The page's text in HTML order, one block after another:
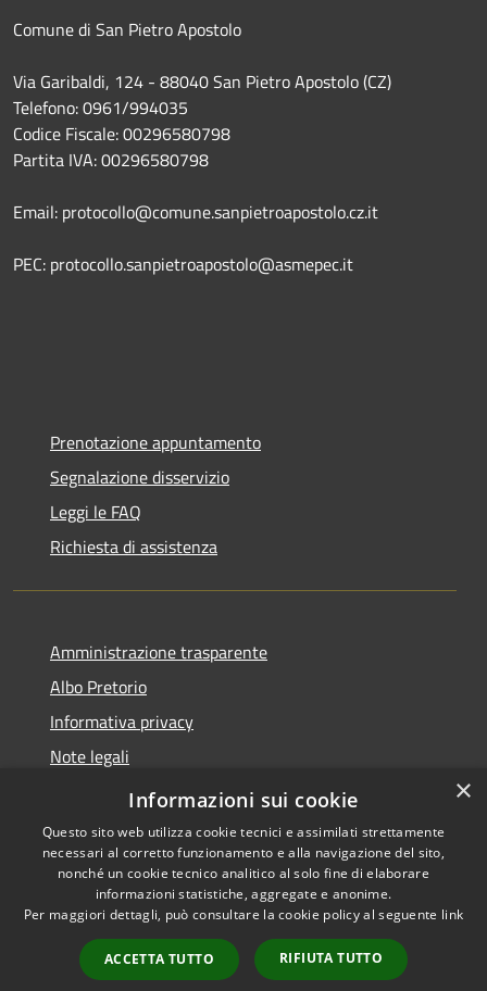
Comune di San Pietro Apostolo
Via Garibaldi, 124 - 88040 San Pietro Apostolo (CZ)
Telefono: 0961/994035
Codice Fiscale: 00296580798
Partita IVA: 00296580798
Email: protocollo@comune.sanpietroapostolo.cz.it
PEC: protocollo.sanpietroapostolo@asmepec.it
Prenotazione appuntamento
Segnalazione disservizio
Leggi le FAQ
Richiesta di assistenza
Amministrazione trasparente
Albo Pretorio
Informativa privacy
Note legali
Dichiarazione di accessibilità
Accessibilità
Copyright © 2026 • Comune di
San Pietro Apostolo • Powered
byMunicipium
Accesso
redazione
×
Informazioni sui cookie
Questo sito web utilizza cookie tecnici e assimilati strettamente
necessari al corretto funzionamento e alla navigazione del sito,
nonché un cookie tecnico analitico al solo fine di elaborare
informazioni statistiche, aggregate e anonime.
Per maggiori dettagli, può consultare la cookie policy al seguente link
ACCETTA TUTTO RIFIUTA TUTTO